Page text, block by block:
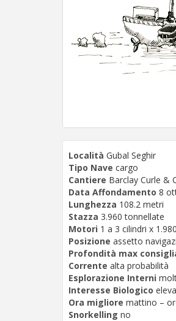
Località Gubal Seghir
Tipo Nave cargo
Cantiere Barclay Curle &
Data Affondamento 8
Lunghezza 108.2 metri
Stazza 3.960 tonnellate
Motori 1 a 3 cilindri x
Posizione assetto
Profondità max
Corrente alta probabilità
Esplorazione Interni
Interesse Biologico
Ora migliore mattino –
Snorkelling no